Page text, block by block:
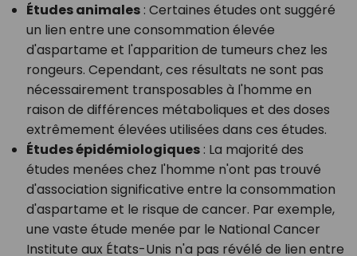
Études animales: Certaines études ont suggéré
un lien entre une consommation élevée
d'aspartame et l'apparition de tumeurs chez les
rongeurs. Cependant, ces résultats ne sont pas
nécessairement transposables à l'homme en
raison de différences métaboliques et des doses
extrêmement élevées utilisées dans ces études.
Études épidémiologiques: La majorité des
études menées chez l'homme n'ont pas trouvé
d'association significative entre la consommation
d'aspartame et le risque de cancer. Par exemple,
une vaste étude menée par le National Cancer
Institute aux États-Unis n'a pas révélé de lien entre